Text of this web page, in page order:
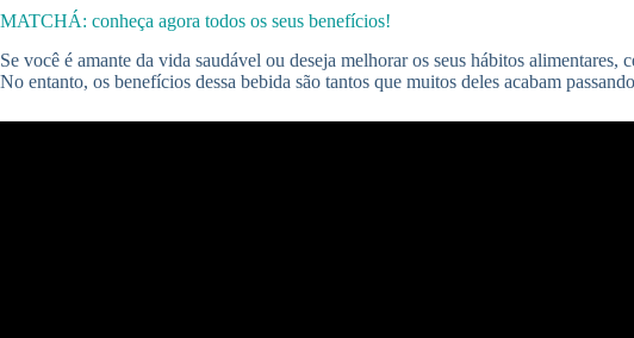
MATCHÁ: conheça agora todos os seus benefícios!
Se você é amante da vida saudável ou deseja melhorar os seus hábitos
No entanto, os benefícios dessa bebida são tantos que muitos deles acabam